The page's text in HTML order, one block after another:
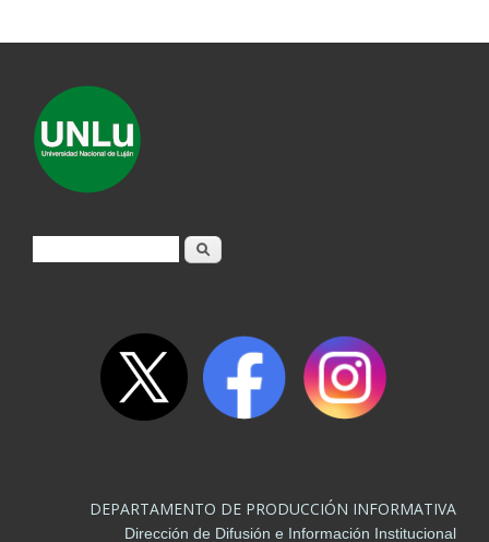
Formulario de búsqueda
Buscar
DEPARTAMENTO DE PRODUCCIÓN INFORMATIVA
Dirección de Difusión e Información Institucional